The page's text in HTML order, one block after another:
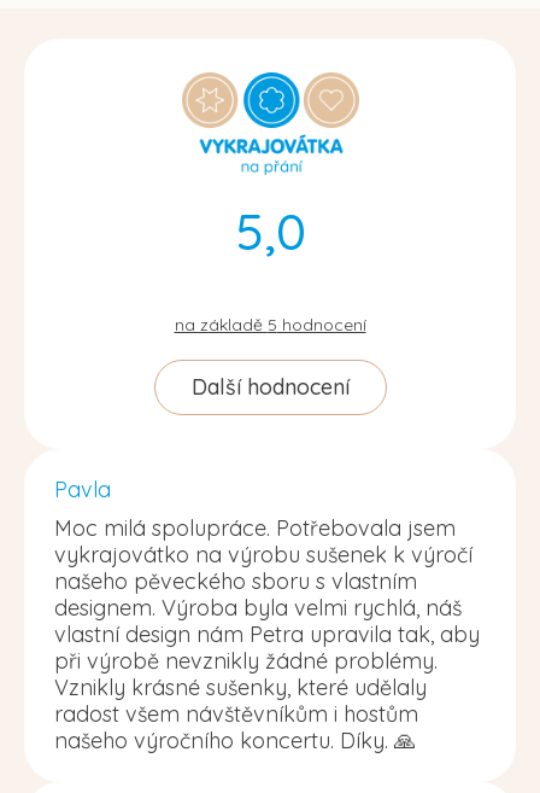
5,0
na základě 5 hodnocení
Další hodnocení
Pavla
Moc milá spolupráce. Potřebovala jsem
vykrajovátko na výrobu sušenek k výročí
našeho pěveckého sboru s vlastním
designem. Výroba byla velmi rychlá, náš
vlastní design nám Petra upravila tak, aby
při výrobě nevznikly žádné problémy.
Vznikly krásné sušenky, které udělaly
radost všem návštěvníkům i hostům
našeho výročního koncertu. Díky. 🙏